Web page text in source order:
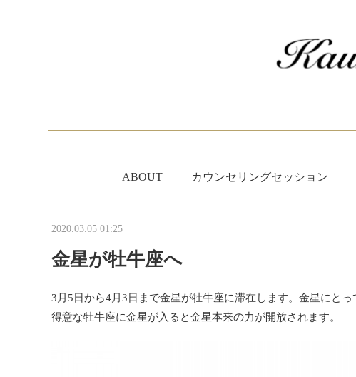
ABOUT カウンセリングセッション
2020.03.05 01:25
金星が牡牛座へ
3月5日から4月3日まで金星が牡牛座に滞在します。金星にと
得意な牡牛座に金星が入ると金星本来の力が開放されます。